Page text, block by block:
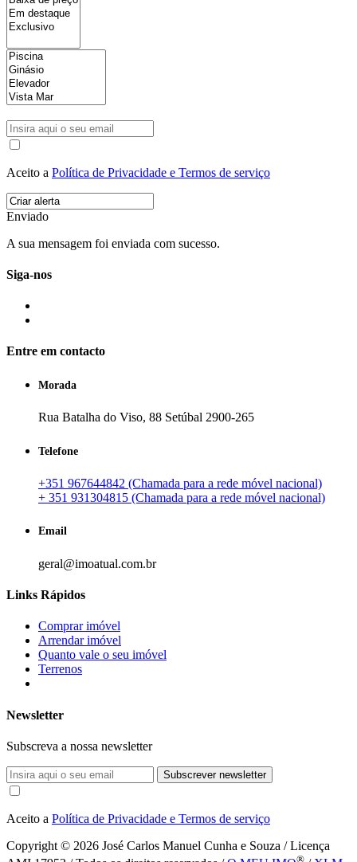
Aceito a Política de Privacidade e Termos de serviço
Enviado
A sua mensagem foi enviada com sucesso.
Siga-nos
Entre em contacto
Morada
Rua Batalha do Viso, 88 Setúbal 2900-265
Telefone
+351 967644842 (Chamada para a rede móvel nacional)
+ 351 931304815 (Chamada para a rede móvel nacional)
Email
geral@imoatual.com.br
Links Rápidos
Comprar imóvel
Arrendar imóvel
Quanto vale o seu imóvel
Terrenos
Newsletter
Subscreva a nossa newsletter
Subscrever newsletter
Aceito a Política de Privacidade e Termos de serviço
Copyright © 2026 José Carlos Manuel Cunha e Souza / Licença
®